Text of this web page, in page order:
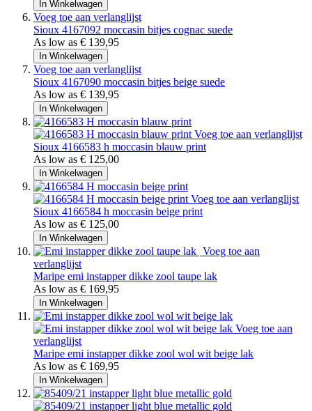
In Winkelwagen
Voeg toe aan verlanglijst
Sioux 4167092 moccasin bitjes cognac suede
As low as € 139,95
In Winkelwagen
Voeg toe aan verlanglijst
Sioux 4167090 moccasin bitjes beige suede
As low as € 139,95
In Winkelwagen
Voeg toe aan verlanglijst
Sioux 4166583 h moccasin blauw print
As low as € 125,00
In Winkelwagen
Voeg toe aan verlanglijst
Sioux 4166584 h moccasin beige print
As low as € 125,00
In Winkelwagen
Voeg toe aan
verlanglijst
Maripe emi instapper dikke zool taupe lak
As low as € 169,95
In Winkelwagen
Voeg toe aan
verlanglijst
Maripe emi instapper dikke zool wol wit beige lak
As low as € 169,95
In Winkelwagen